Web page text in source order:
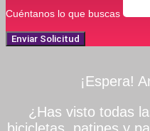
Cuéntanos lo que buscas
Enviar Solicitud
¡Espera!
¿Has visto todas